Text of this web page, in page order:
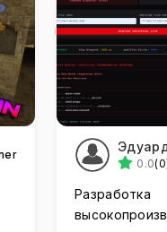
0.0
Разработка